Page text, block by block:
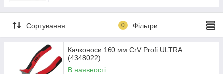
Сортування 0 Фільтри
Качконоси 160 мм CrV Profi ULTRA
(4348022)
В наявності